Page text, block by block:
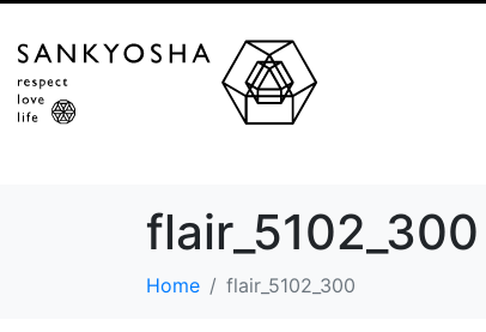
flair_5102_300
Home flair_5102_300